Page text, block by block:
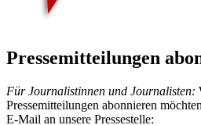
Pressemitteilungen
Für Journalistinnen und Journalisten:
Pressemitteilungen abonnieren
E-Mail an unsere Pressestelle: